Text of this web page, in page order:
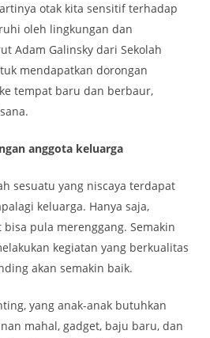
otak kita sensitif terhadap
oleh lingkungan dan
Adam Galinsky dari Sekolah
mendapatkan dorongan
tempat baru dan berbaur,
anggota keluarga
sesuatu yang niscaya terdapat
keluarga. Hanya saja,
pula merenggang. Semakin
kegiatan yang berkualitas
akan semakin baik.
yang anak-anak butuhkan
mahal, gadget, baju baru, dan